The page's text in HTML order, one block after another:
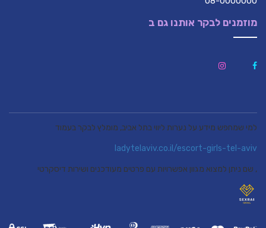
מוזמנים לבקר אותנו גם ב
למי שמחפש מידע על נערות ליווי בתל אביב, מומלץ לבקר בעמוד
ladytelaviv.co.il/escort-girls-tel-aviv
, שם ניתן למצוא מגוון אפשרויות עם פרטים מעודכנים ושירות דיסקרטי